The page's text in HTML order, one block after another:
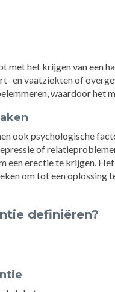
met het krijgen van een
en vaatziekten of
waardoor het
ook psychologische
of
een erectie te krijgen.
om tot een oplossing
definiëren?